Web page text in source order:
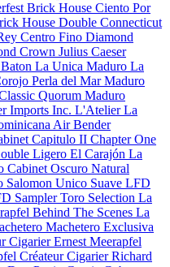
Brick House Ciento Por
House Double Connecticut
Centro Fino Diamond
Crown Julius Caeser
La Unica Maduro La
Perla del Mar Maduro
Quorum Maduro
Imports Inc. L'AtelierLa
Air Bender
Capitulo II Chapter One
Ligero El Carajón La
Cabinet Oscuro Natural
Salomon Unico Suave LFD
Sampler Toro Selection La
Behind The Scenes La
Machetero Exclusiva
Cigarier Ernest Meerapfel
Créateur Cigarier Richard